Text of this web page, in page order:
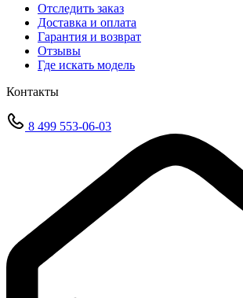
Отследить заказ
Доставка и оплата
Гарантия и возврат
Отзывы
Где искать модель
Контакты
8 499 553-06-03